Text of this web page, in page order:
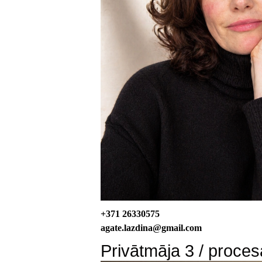
+371 26330575
agate.lazdina@gmail.com
Privātmāja 3 /